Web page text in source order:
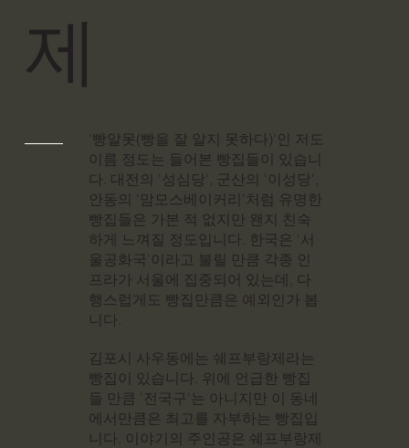
제
'빵알못(빵을 잘 알지 못하다)'인 저도
이름 정도는 들어본 빵집들이 있습니
다. 대전의 '성심당', 군산의 '이성당',
안동의 '맘모스베이커리'처럼 유명한
빵집들은 가본 적 없지만 왠지 친숙
하게 느껴질 정도입니다. 한국은 '서
울공화국'이라고 불릴 만큼 각종 인
프라가 서울에 집중되어 있는데, 다
행스럽게도 빵집만큼은 예외인가 봅
니다.
김포시 사우동에는 쉐프부랑제라는
빵집이 있습니다. 위에 언급한 빵집
들 만큼 '전국구'는 아니지만 이 동네
에서만큼은 최고를 자부하는 빵집입
니다. 이야기의 주인공은 쉐프부랑제